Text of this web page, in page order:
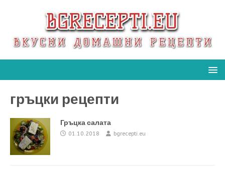
гръцки рецепти
Гръцка салата
01.10.2018 bgrecepti.eu